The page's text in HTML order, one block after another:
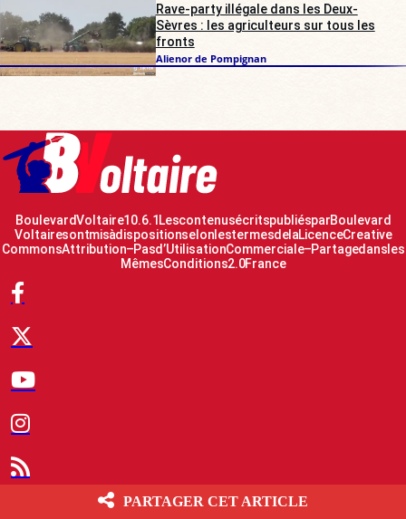
Rave-party illégale dans les Deux-
Sèvres : les agriculteurs sur tous les
fronts
Alienor de Pompignan
Boulevard Voltaire 10.6.1 Les contenus écrits publiés par Boulevard
Voltaire sont mis à disposition selon les termes de la Licence Creative
Commons Attribution – Pas d’Utilisation Commerciale – Partage dans les
Mêmes Conditions 2.0 France
© 2007-2026 Boulevard Voltaire
PARTAGER CET ARTICLE